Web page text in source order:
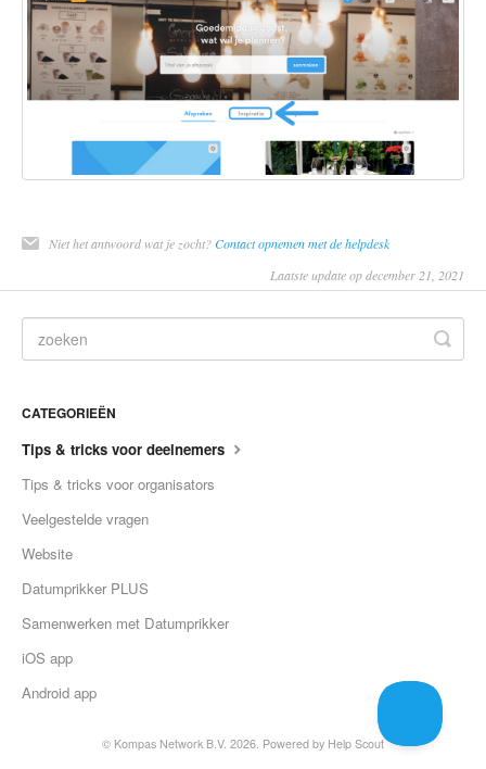
Niet het antwoord wat je zocht?Contact opnemen met de helpdesk
Laatste update op december 21, 2021
CATEGORIEËN
Tips & tricks voor deelnemers
Tips & tricks voor organisators
Veelgestelde vragen
Website
Datumprikker PLUS
Samenwerken met Datumprikker
iOS app
Android app
© Kompas Network B.V. 2026. Powered by Help Scout